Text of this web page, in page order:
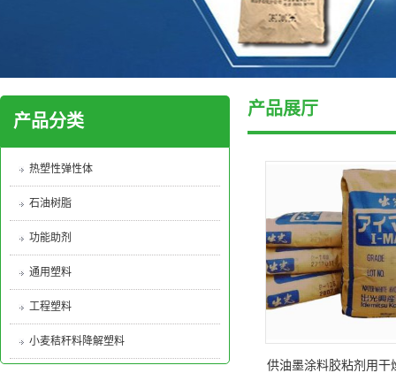
产品分类
热塑性弹性体
石油树脂
功能助剂
通用塑料
工程塑料
小麦秸秆料降解塑料
产品展厅
供油墨涂料胶粘剂用干